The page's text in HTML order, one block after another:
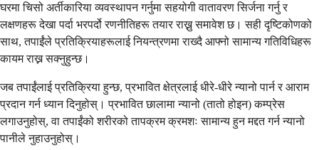
घरमा चिसो अर्तीकारिया व्यवस्थापन गर्नुमा सहयोगी वातावरण सिर्जना गर्नु र
लक्षणहरू देखा पर्दा भरपर्दो रणनीतिहरू तयार राख्नु समावेश छ। सही दृष्टिकोणको
साथ, तपाईंले प्रतिक्रियाहरूलाई नियन्त्रणमा राख्दै आफ्नो सामान्य गतिविधिहरू
कायम राख्न सक्नुहुन्छ।
जब तपाईंलाई प्रतिक्रिया हुन्छ, प्रभावित क्षेत्रलाई धीरे-धीरे न्यानो पार्न र आराम
प्रदान गर्न ध्यान दिनुहोस्। प्रभावित छालामा न्यानो (तातो होइन) कम्प्रेस
लगाउनुहोस्, वा तपाईंको शरीरको तापक्रम क्रमशः सामान्य हुन मद्दत गर्न न्यानो
पानीले नुहाउनुहोस्।